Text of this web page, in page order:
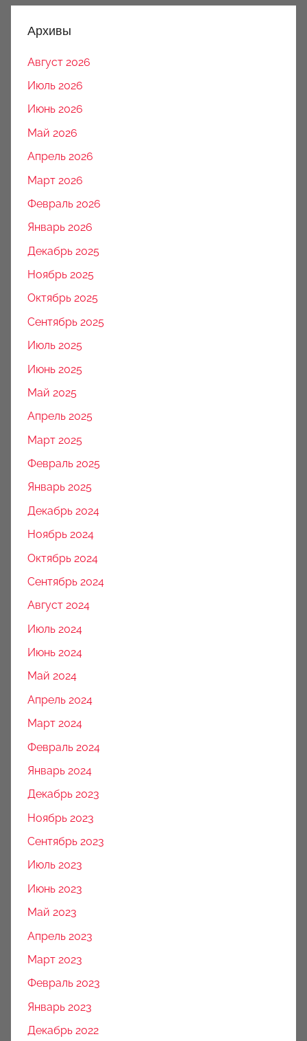
Архивы
Август 2026
Июль 2026
Июнь 2026
Май 2026
Апрель 2026
Март 2026
Февраль 2026
Январь 2026
Декабрь 2025
Ноябрь 2025
Октябрь 2025
Сентябрь 2025
Июль 2025
Июнь 2025
Май 2025
Апрель 2025
Март 2025
Февраль 2025
Январь 2025
Декабрь 2024
Ноябрь 2024
Октябрь 2024
Сентябрь 2024
Август 2024
Июль 2024
Июнь 2024
Май 2024
Апрель 2024
Март 2024
Февраль 2024
Январь 2024
Декабрь 2023
Ноябрь 2023
Сентябрь 2023
Июль 2023
Июнь 2023
Май 2023
Апрель 2023
Март 2023
Февраль 2023
Январь 2023
Декабрь 2022